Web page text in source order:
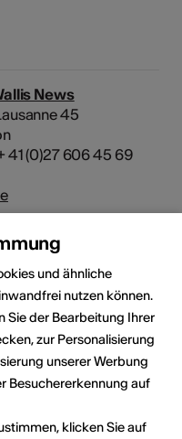
News
45
41 (0)27 606 45 69
/
und ähnliche
nutzen können.
Sie der Bearbeitung Ihrer
zur Personalisierung
unserer Werbung
Besuchererkennung auf
klicken Sie auf